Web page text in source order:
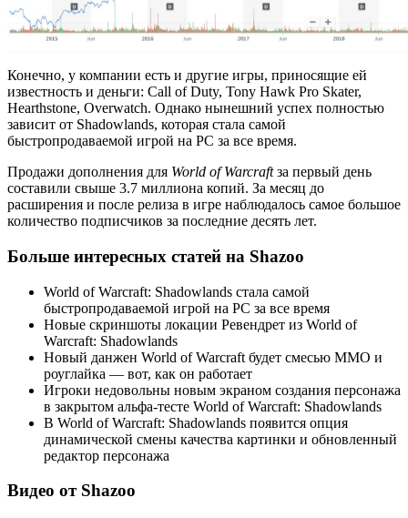
Конечно, у компании есть и другие игры, приносящие ей
известность и деньги: Call of Duty, Tony Hawk Pro Skater,
Hearthstone, Overwatch. Однако нынешний успех полностью
зависит от Shadowlands, которая стала самой
быстропродаваемой игрой на PC за все время.
Продажи дополнения для World of Warcraftза первый день
составили свыше 3.7 миллиона копий. За месяц до
расширения и после релиза в игре наблюдалось самое большое
количество подписчиков за последние десять лет.
Больше интересных статей на Shazoo
World of Warcraft: Shadowlands стала самой
быстропродаваемой игрой на PC за все время
Новые скриншоты локации Ревендрет из World of
Warcraft: Shadowlands
Новый данжен World of Warcraft будет смесью MMO и
роуглайка — вот, как он работает
Игроки недовольны новым экраном создания персонажа
в закрытом альфа-тесте World of Warcraft: Shadowlands
В World of Warcraft: Shadowlands появится опция
динамической смены качества картинки и обновленный
редактор персонажа
Видео от Shazoo